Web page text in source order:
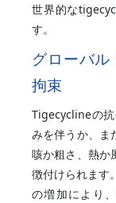
世界的な
す。
グローバル
拘束
Tigecyclineの
みを伴うか、ま
咳か粗さ、熱か
徴付けられます
の増加により